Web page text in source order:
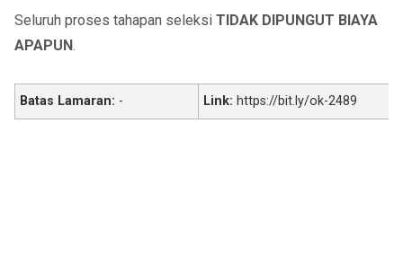
Seluruh proses tahapan seleksi TIDAK DIPUNGUT BIAYA
APAPUN.
Batas Lamaran: - Link: https://bit.ly/ok-2489